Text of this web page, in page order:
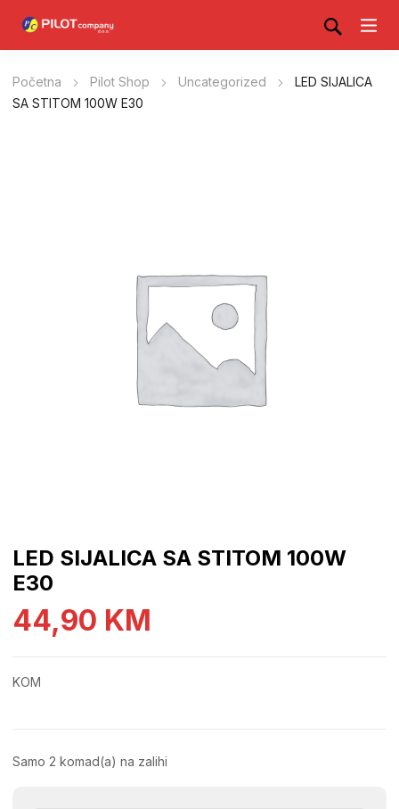
Početna Pilot Shop Uncategorized
LED SIJALICA
SA STITOM 100W E30
LED SIJALICA SA STITOM 100W
E30
44,90 KM
KOM
Samo 2 komad(a) na zalihi